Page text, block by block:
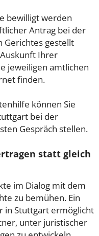
bewilligt werden
Antrag bei der
Gerichtes gestellt
Ihrer
jeweiligen amtlichen
finden.
können Sie
bei der
Gespräch stellen.
statt gleich
im Dialog mit dem
zu bemühen. Ein
in Stuttgart ermöglicht
unter juristischer